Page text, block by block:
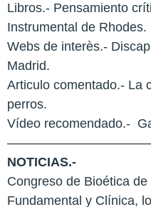
Libros.- Pensamiento
Instrumental de Rhodes.
Webs de interès.-
Madrid.
Articulo comentado.- La
perros.
Vídeo recomendado.-
NOTICIAS.-
Congreso de Bioética
Fundamental y Clínica,